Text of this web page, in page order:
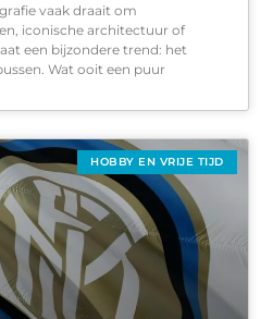
vaak draait om
iconische architectuur of
een bijzondere trend: het
Wat ooit een puur
HOBBY EN VRIJE TIJD